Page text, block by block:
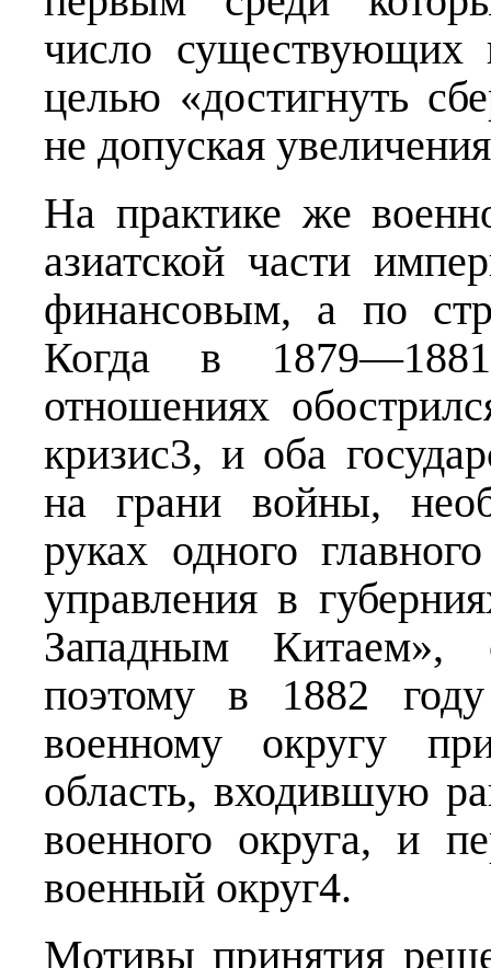
число существующих
целью «достигнуть
не допуская
На практике же
азиатской части
финансовым, а по
Когда в
отношениях
кризис3, и оба
на грани войны,
руках одного
управления в
Западным Китаем»,
поэтому в 1882
военному округу
область, входившую
военного округа, и
военный округ4.
Мотивы принятия